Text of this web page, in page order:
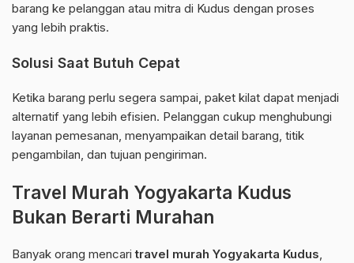
barang ke pelanggan atau mitra di Kudus dengan proses
yang lebih praktis.
Solusi Saat Butuh Cepat
Ketika barang perlu segera sampai, paket kilat dapat menjadi
alternatif yang lebih efisien. Pelanggan cukup menghubungi
layanan pemesanan, menyampaikan detail barang, titik
pengambilan, dan tujuan pengiriman.
Travel Murah Yogyakarta Kudus
Bukan Berarti Murahan
Banyak orang mencaritravel murah Yogyakarta Kudus,